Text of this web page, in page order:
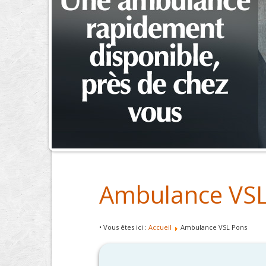
Ambulance
• Vous êtes ici : Accueil Ambulance VSL Pons